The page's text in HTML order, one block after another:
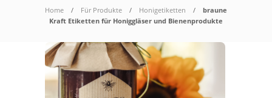
Home Für Produkte Honigetiketten
braune
Kraft Etiketten für Honiggläser und Bienenprodukte